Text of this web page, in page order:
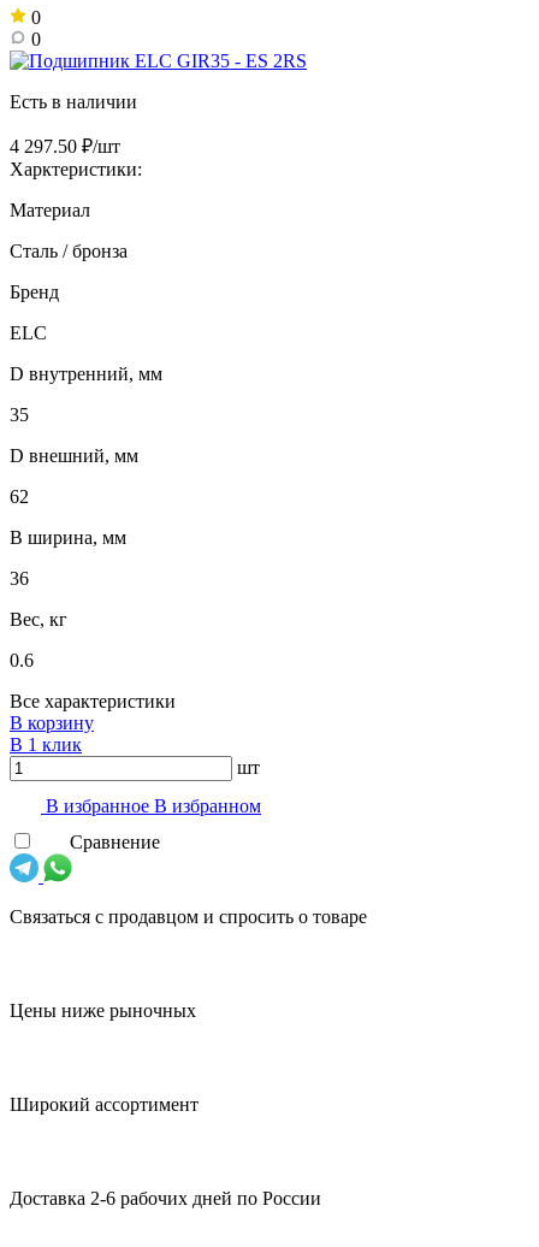
0
0
Есть в наличии
4 297.50 ₽/шт
Харктеристики:
Материал
Сталь / бронза
Бренд
ELC
D внутренний, мм
35
D внешний, мм
62
B ширина, мм
36
Вес, кг
0.6
Все характеристики
В корзину
В 1 клик
шт
В избранноe В избранном
Сравнение
Связаться с продавцом и спросить о товаре
Цены ниже рыночных
Широкий ассортимент
Доставка 2-6 рабочих дней по России